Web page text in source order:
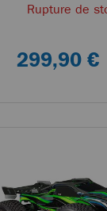
Rupture de
299,90 €